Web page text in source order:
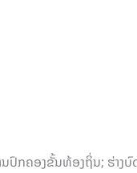
ປົກຄອງຂັ້ນທ້ອງຖິ່ນ; ຮ່າງ